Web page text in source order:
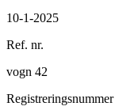
10-1-2025
Ref. nr.
vogn 42
Registreringsnummer